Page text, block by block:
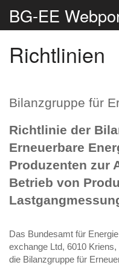
BG-EE
Richtlinien
Bilanzgruppe für
Richtlinie der
Erneuerbare
Produzenten zur
Betrieb von
Das Bundesamt für
exchange Ltd, 6010
die Bilanzgruppe für